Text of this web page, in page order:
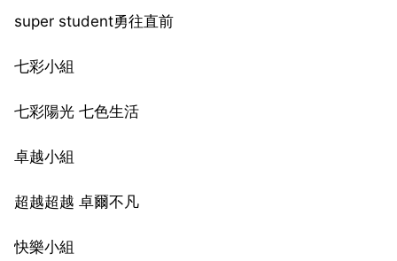
super student勇往直前
七彩小組
七彩陽光 七色生活
卓越小組
超越超越 卓爾不凡
快樂小組